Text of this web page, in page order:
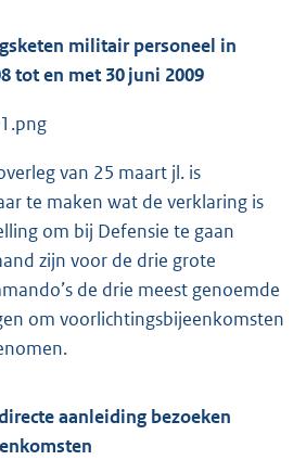
militair personeel in
tot en met 30 juni 2009
van 25 maart jl. is
te maken wat de verklaring is
om bij Defensie te gaan
zijn voor de drie grote
de drie meest genoemde
om voorlichtingsbijeenkomsten
aanleiding bezoeken